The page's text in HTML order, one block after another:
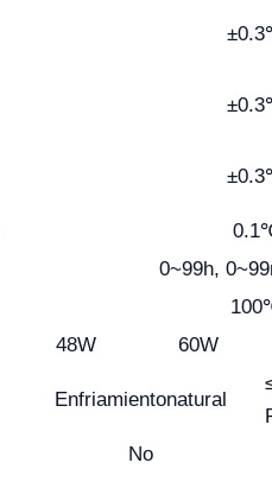
0~99h,
48W 60W
Enfriamientonatural
No